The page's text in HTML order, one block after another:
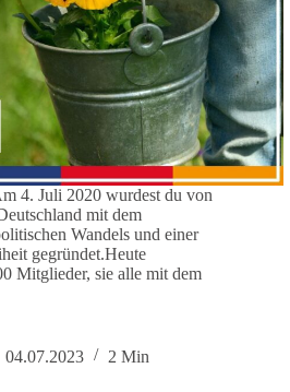
4. Juli 2020 wurdest du von
mit dem
Wandels und einer
gegründet.Heute
Mitglieder, sie alle mit dem
04.07.2023 2 Min